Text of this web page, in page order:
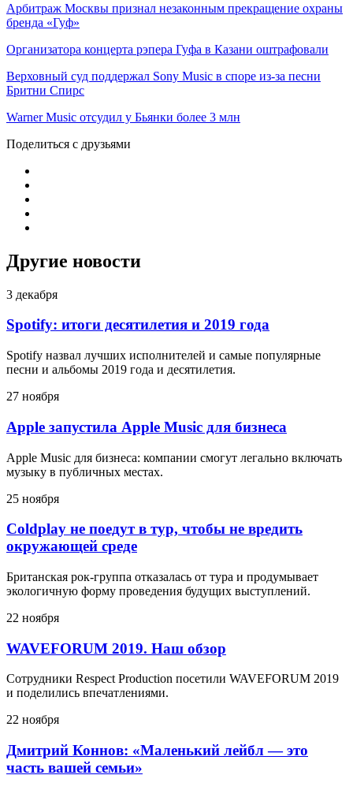
Арбитраж Москвы признал незаконным прекращение охраны
бренда «Гуф»
Организатора концерта рэпера Гуфа в Казани оштрафовали
Верховный суд поддержал Sony Music в споре из-за песни
Бритни Спирс
Warner Music отсудил у Бьянки более 3 млн
Поделиться с друзьями
Другие новости
3 декабря
Spotify: итоги десятилетия и 2019 года
Spotify назвал лучших исполнителей и самые популярные
песни и альбомы 2019 года и десятилетия.
27 ноября
Apple запустила Apple Music для бизнеса
Apple Music для бизнеса: компании смогут легально включать
музыку в публичных местах.
25 ноября
Coldplay не поедут в тур, чтобы не вредить
окружающей среде
Британская рок-группа отказалась от тура и продумывает
экологичную форму проведения будущих выступлений.
22 ноября
WAVEFORUM 2019. Наш обзор
Сотрудники Respect Production посетили WAVEFORUM 2019
и поделились впечатлениями.
22 ноября
Дмитрий Коннов: «Маленький лейбл — это
часть вашей семьи»